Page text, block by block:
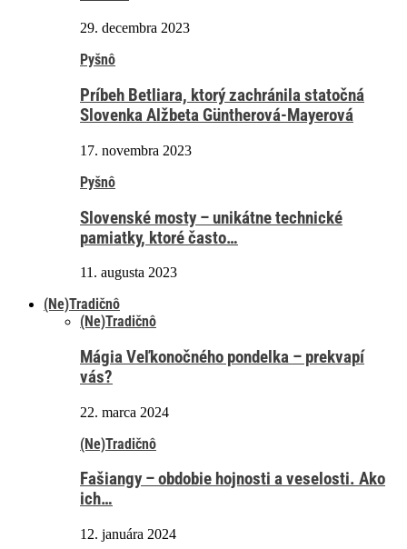
29. decembra 2023
Pyšnô
Príbeh Betliara, ktorý zachránila statočná
Slovenka Alžbeta Güntherová-Mayerová
17. novembra 2023
Pyšnô
Slovenské mosty – unikátne technické
pamiatky, ktoré často…
11. augusta 2023
(Ne)Tradičnô
(Ne)Tradičnô
Mágia Veľkonočného pondelka – prekvapí
vás?
22. marca 2024
(Ne)Tradičnô
Fašiangy – obdobie hojnosti a veselosti. Ako
ich…
12. januára 2024